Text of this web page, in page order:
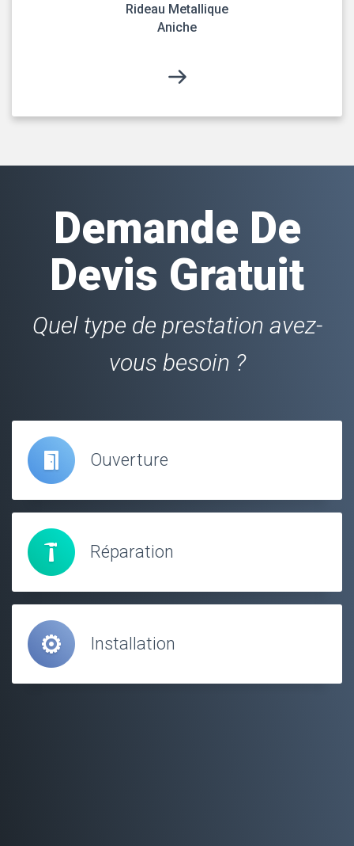
Rideau Metallique
Aniche
Demande De
Devis Gratuit
Quel type de prestation avez-
vous besoin ?
Ouverture
Réparation
Installation